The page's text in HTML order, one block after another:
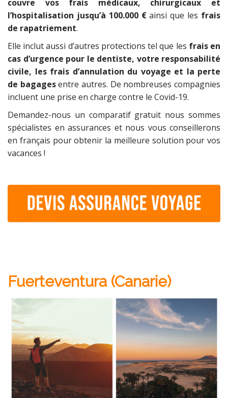
couvre vos frais médicaux, chirurgicaux et
l’hospitalisation jusqu’à 100.000 €ainsi que les frais
de rapatriement.
Elle inclut aussi d’autres protections tel que les frais en
cas d’urgence pour le dentiste, votre responsabilité
civile, les frais d’annulation du voyage et la perte
de bagagesentre autres. De nombreuses compagnies
incluent une prise en charge contre le Covid-19.
Demandez-nous un comparatif gratuit nous sommes
spécialistes en assurances et nous vous conseillerons
en français pour obtenir la meilleure solution pour vos
vacances !
Fuerteventura (Canarie)